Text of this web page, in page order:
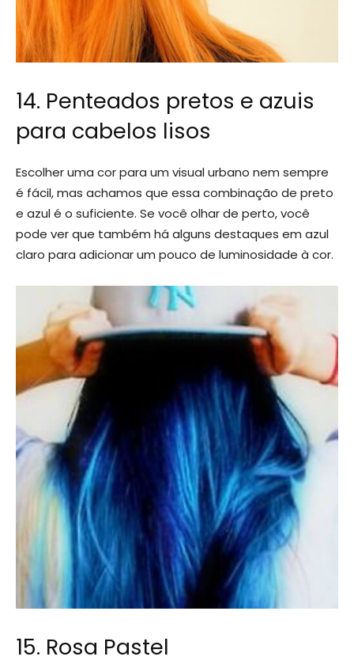
14. Penteados pretos e azuis
para cabelos lisos
Escolher uma cor para um visual urbano nem sempre
é fácil, mas achamos que essa combinação de preto
e azul é o suficiente. Se você olhar de perto, você
pode ver que também há alguns destaques em azul
claro para adicionar um pouco de luminosidade à cor.
15. Rosa Pastel